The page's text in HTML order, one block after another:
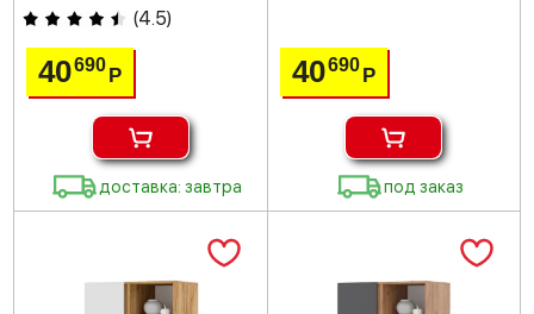
(4.5)
40690Р
доставка: завтра
40690 Р
под заказ